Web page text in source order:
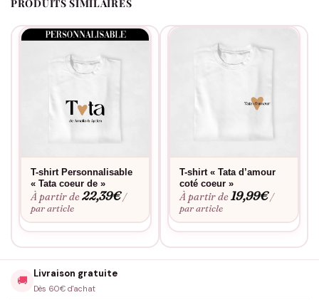
PRODUITS SIMILAIRES
T-shirt Personnalisable
« Tata coeur de »
À partir de22,39€ /
par article
T-shirt « Tata d’amour
coté coeur »
À partir de19,99€ /
par article
🚚
Livraison gratuite
Dès 60€ d'achat